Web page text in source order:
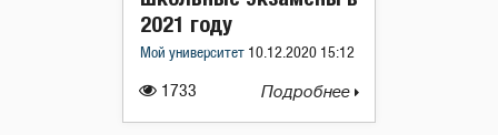
1733
2021 году
Мой университет 10.12.2020 15:12
Подробнее